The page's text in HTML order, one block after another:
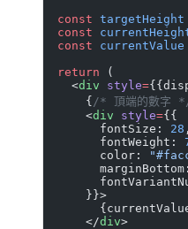
  const
targetHeight
  const
  const
currentValue
  return
(
    <
div style=
      {
/* 頂端的數字
      <
div style={{
        fontSize:
28 ,
        fontWeight:
        color:
      }}>
      </
div>